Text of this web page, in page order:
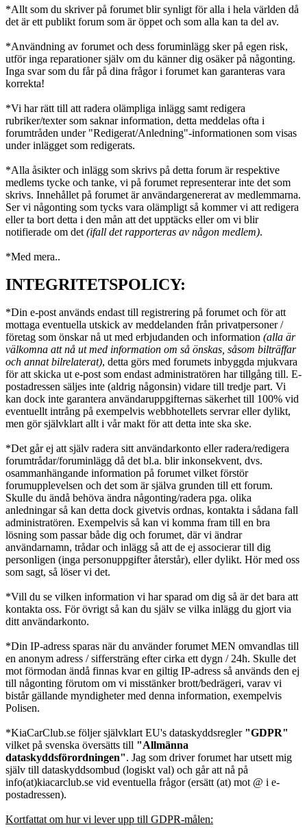
*Allt som du skriver på forumet blir synligt för alla i hela världen då
det är ett publikt forum som är öppet och som alla kan ta del av.
*Användning av forumet och dess foruminlägg sker på egen risk,
utför inga reparationer själv om du känner dig osäker på någonting.
Inga svar som du får på dina frågor i forumet kan garanteras vara
korrekta!
*Vi har rätt till att radera olämpliga inlägg samt redigera
rubriker/texter som saknar information, detta meddelas ofta i
forumtråden under "Redigerat/Anledning"-informationen som visas
under inlägget som redigerats.
*Alla åsikter och inlägg som skrivs på detta forum är respektive
medlems tycke och tanke, vi på forumet representerar inte det som
skrivs. Innehållet på forumet är användargenererat av medlemmarna.
Ser vi någonting som tycks vara olämpligt så kommer vi att redigera
eller ta bort detta i den mån att det upptäcks eller om vi blir
notifierade om det (ifall det rapporteras av någon medlem).
*Med mera..
INTEGRITETSPOLICY:
*Din e-post används endast till registrering på forumet och för att
mottaga eventuella utskick av meddelanden från privatpersoner /
företag som önskar nå ut med erbjudanden och information (alla är
välkomna att nå ut med information om så önskas, såsom bilträffar
och annat bilrelaterat), detta görs med forumets inbyggda mjukvara
för att skicka ut e-post som endast administratören har tillgång till. E-
postadressen säljes inte (aldrig någonsin) vidare till tredje part. Vi
kan dock inte garantera användaruppgifternas säkerhet till 100% vid
eventuellt intrång på exempelvis webbhotellets servrar eller dylikt,
men gör självklart allt i vår makt för att detta inte ska ske.
*Det går ej att själv radera sitt användarkonto eller radera/redigera
forumtrådar/foruminlägg då det bl.a. blir inkonsekvent, dvs.
osammanhängande information på forumet vilket förstör
forumupplevelsen och det som är själva grunden till ett forum.
Skulle du ändå behöva ändra någonting/radera pga. olika
anledningar så kan detta dock givetvis ordnas, kontakta i sådana fall
administratören. Exempelvis så kan vi komma fram till en bra
lösning som passar både dig och forumet, där vi ändrar
användarnamn, trådar och inlägg så att de ej associerar till dig
personligen (inga personuppgifter återstår), eller dylikt. Hör med oss
som sagt, så löser vi det.
*Vill du se vilken information vi har sparad om dig så är det bara att
kontakta oss. För övrigt så kan du själv se vilka inlägg du gjort via
ditt användarkonto.
*Din IP-adress sparas när du använder forumet MEN omvandlas till
en anonym adress / siffersträng efter cirka ett dygn / 24h. Skulle det
mot förmodan ändå finnas kvar en giltig IP-adress så används den ej
till någonting förutom om vi misstänker brott/bedrägeri, varav vi
bistår gällande myndigheter med denna information, exempelvis
Polisen.
*KiaCarClub.se följer självklart EU's dataskyddsregler "GDPR"
vilket på svenska översätts till "Allmänna
dataskyddsförordningen". Jag som driver forumet har utsett mig
själv till dataskyddsombud (logiskt val) och går att nå på
info(at)kiacarclub.se vid eventuella frågor (ersätt (at) mot @ i e-
postadressen).
Kortfattat om hur vi lever upp till GDPR-målen: